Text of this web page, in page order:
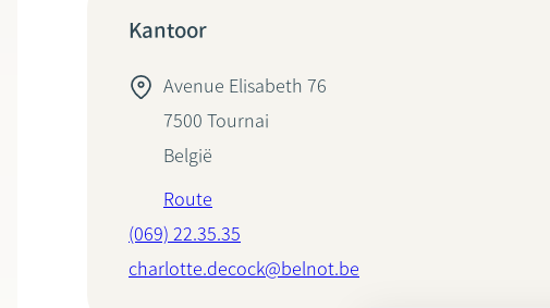
Kantoor
Avenue Elisabeth 76
7500 Tournai
België
Route
(069) 22.35.35
charlotte.decock@belnot.be